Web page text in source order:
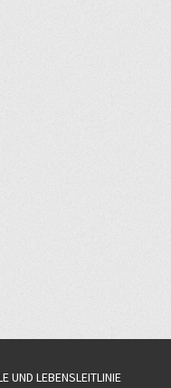
UND LEBENSLEITLINIE